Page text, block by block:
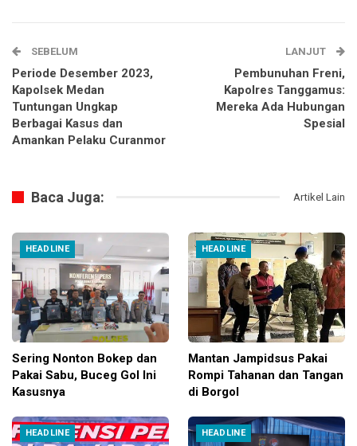
SEBELUM
Periode Desember 2023,
Kapolsek Medan
Tuntungan Ungkap
Berbagai Kasus dan
Amankan Pelaku Curanmor
LANJUT
Pembunuhan Freni,
Kapolres Tanggamus:
Mereka Ada Hubungan
Spesial
Baca Juga: Artikel Lain
HEADLINE
Sering Nonton Bokep dan
Pakai Sabu, Buceg Gol Ini
Kasusnya
HEADLINE
Mantan Jampidsus Pakai
Rompi Tahanan dan Tangan
di Borgol
HEADLINE HEADLINE